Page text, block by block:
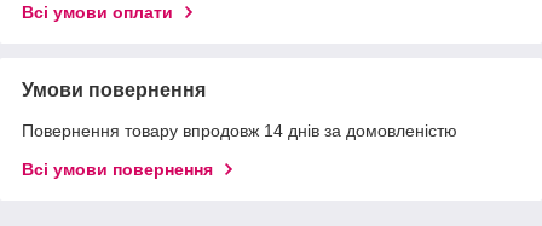
Всі умови оплати
Умови повернення
Повернення товару впродовж 14 днів за домовленістю
Всі умови повернення